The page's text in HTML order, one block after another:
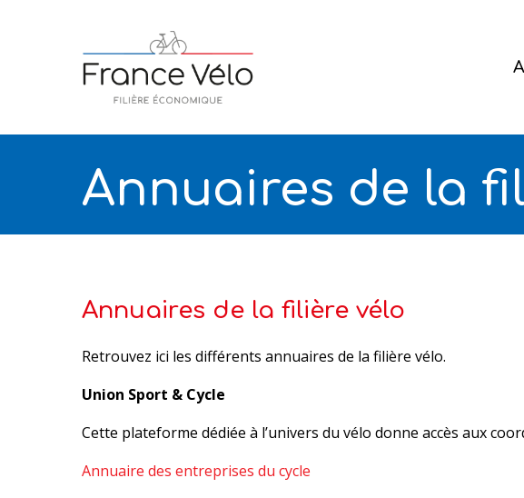
Annuaires de la
Annuaires de la filière vélo
Retrouvez ici les différents annuaires de la filière vélo.
Union Sport & Cycle
Cette plateforme dédiée à l’univers du vélo donne accès aux
Annuaire des entreprises du cycle